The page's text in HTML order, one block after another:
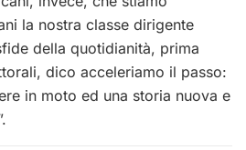
la nostra classe dirigente
della quotidianità, prima
dico acceleriamo il passo:
in moto ed una storia nuova e